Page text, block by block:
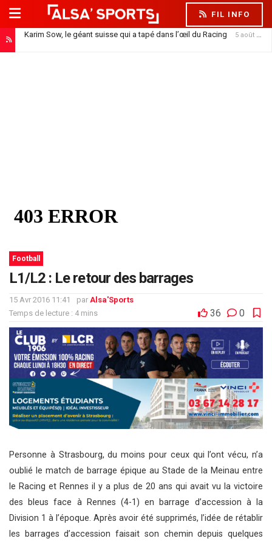
FIL INFO
Karim Sow, le géant suisse qui a tapé dans l’œil du Racing 5 août 2026
Football
L1/L2 : Le retour des barrages
15 Avr 2016 11:41 par Alsa'Sports
Temps de lecture : 4 mins
36 0
Personne à Strasbourg, du moins pour ceux qui l’ont vécu, n’a
oublié le match de barrage épique au Stade de la Meinau entre
le Racing et Rennes il y a plus de 20 ans qui avait vu la victoire
des bleus face à Rennes (4-1) en barrage d’accession à la
Division 1 à l’époque. Après avoir été supprimés, l’idée de rétablir
les barrages d’accession faisait son chemin depuis quelques